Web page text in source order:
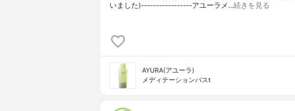
いました)-----------------アユーラメ…続きを見る
AYURA(アユーラ)
メディテーションバスt